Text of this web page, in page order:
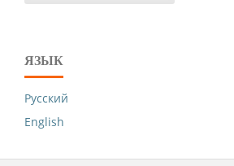
ЯЗЫК
Русский
English